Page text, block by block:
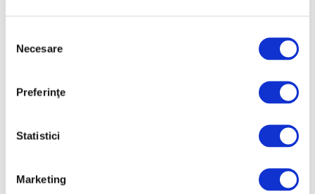
consimțământului
Necesare
Preferinţe
Statistici
Marketing
Galliano, al treilea creator de
vieții de o retrospectivă la Met